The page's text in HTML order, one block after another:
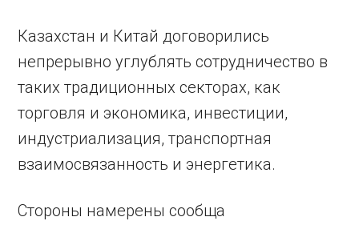
Казахстан и Китай договорились
непрерывно углублять сотрудничество в
таких традиционных секторах, как
торговля и экономика, инвестиции,
индустриализация, транспортная
взаимосвязанность и энергетика.
Стороны намерены сообща